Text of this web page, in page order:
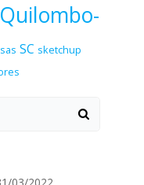
Quilombo-
SC sketchup